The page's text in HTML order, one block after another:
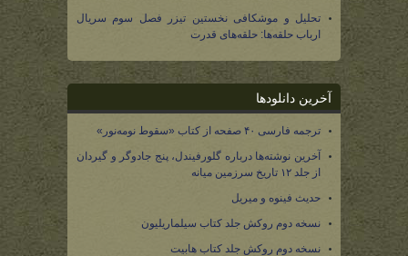
تحلیل و موشکافی نخستین تیزر فصل سوم سریال
ارباب حلقه‌ها: حلقه‌های قدرت
آخرین دانلودها
ترجمه فارسی ۴۰ صفحه از کتاب «سقوط نومه‌نور»
آخرین نوشته‌ها درباره گلورفیندل، پنج جادوگر و گیردان
از جلد ۱۲ تاریخ سرزمین میانه
حدیث فینوه و میریل
نسخه دوم روکش جلد کتاب سیلماریلیون
نسخه دوم روکش جلد کتاب هابیت